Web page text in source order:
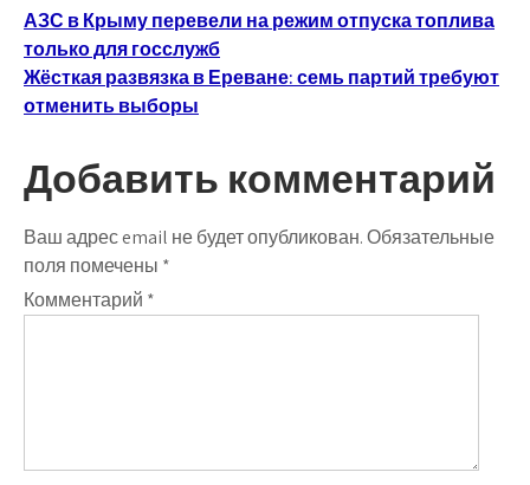
Навигация
по
записям
АЗС в Крыму перевели на режим отпуска топлива
только для госслужб
Жёсткая развязка в Ереване: семь партий требуют
отменить выборы
Добавить комментарий
Ваш адрес email не будет опубликован.Обязательные
поля помечены *
Комментарий *